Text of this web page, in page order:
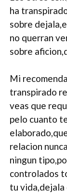
ha
sobre
no querran
sobre
Mi
transpirado
veas que
pelo cuanto
relacion
ningun
controlados
tu